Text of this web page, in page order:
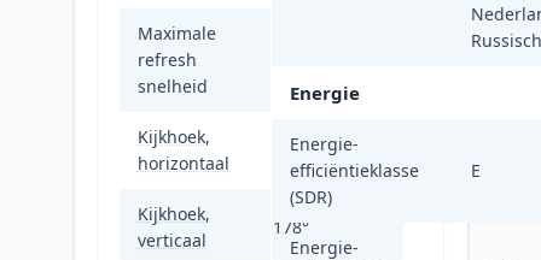
Maximale
refresh
snelheid
Kijkhoek,
horizontaal
178°
Kijkhoek,
verticaal
178°
Russisch
Energie
Energie-
efficiëntieklasse
(SDR)
E
Energie-